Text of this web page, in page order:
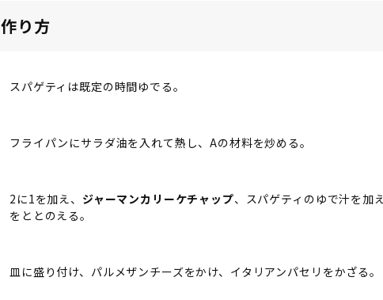
作り方
スパゲティは既定の時間ゆでる。
フライパンにサラダ油を入れて熱し、Aの材料を炒める。
2に1を加え、 ジャーマンカリーケチャップ、スパゲティのゆで汁を加
をととのえる。
皿に盛り付け、パルメザンチーズをかけ、イタリアンパセリをかざる。